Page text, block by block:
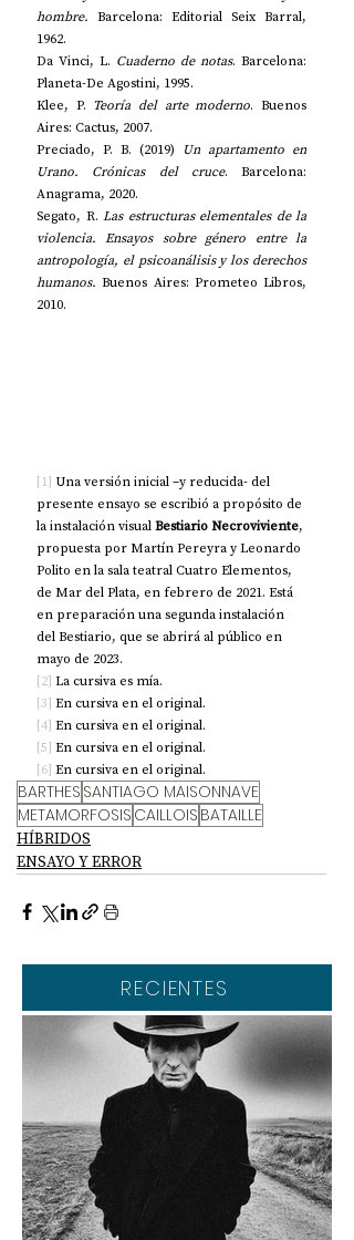
hombre. Barcelona: Editorial Seix Barral,
1962.
Da Vinci, L. Cuaderno de notas. Barcelona:
Planeta-De Agostini, 1995.
Klee, P. Teoría del arte moderno. Buenos
Aires: Cactus, 2007.
Preciado, P. B. (2019)
Un apartamento en
Urano. Crónicas del cruce. Barcelona:
Anagrama, 2020.
Segato, R. Las estructuras elementales de la
violencia. Ensayos sobre género entre la
antropología, el psicoanálisis y los derechos
humanos. Buenos Aires: Prometeo Libros,
2010.
[1] Una versión inicial –y reducida- del
presente ensayo se escribió a propósito de
la instalación visual Bestiario Necroviviente,
propuesta por Martín Pereyra y Leonardo
Polito en la sala teatral Cuatro Elementos,
de Mar del Plata, en febrero de 2021. Está
en preparación una segunda instalación
del Bestiario, que se abrirá al público en
mayo de 2023.
[2] La cursiva es mía.
[3] En cursiva en el original.
[4] En cursiva en el original.
[5] En cursiva en el original.
[6] En cursiva en el original.
BARTHES SANTIAGO MAISONNAVE
METAMORFOSIS CAILLOIS BATAILLE
HÍBRIDOS
ENSAYO Y ERROR
RECIENTES